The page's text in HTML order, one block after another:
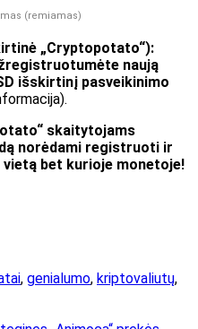
(remiamas)
„Cryptopotato“):
naują
išskirtinį pasveikinimo
skaitytojams
norėdami registruoti ir
vietą bet kurioje monetoje!
, genialumo, kriptovaliutų,